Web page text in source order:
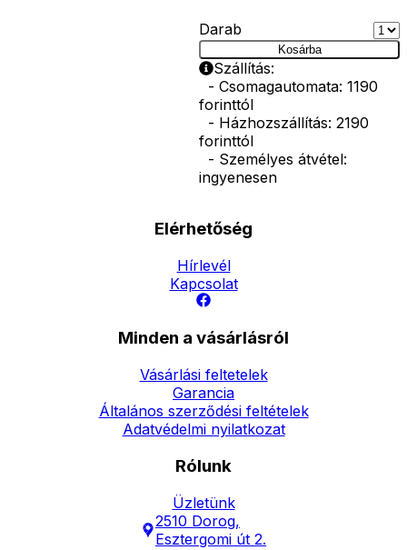
Darab
Kosárba
Szállítás:
- Csomagautomata: 1190
forinttól
- Házhozszállítás: 2190
forinttól
- Személyes átvétel:
ingyenesen
Elérhetőség
Hírlevél
Kapcsolat
Minden a vásárlásról
Vásárlási feltetelek
Garancia
Általános szerződési feltételek
Adatvédelmi nyilatkozat
Rólunk
Üzletünk
2510 Dorog,
Esztergomi út 2.